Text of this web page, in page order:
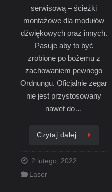
serwisową – ścieżki
montażowe dla modułów
dźwiękowych oraz innych.
Pasuje aby to być
zrobione po bożemu z
zachowaniem pewnego
Ordnungu. Oficjalnie zegar
nie jest przystosowany
nawet do…
Czytaj dalej…
2 lutego, 2022
Laser